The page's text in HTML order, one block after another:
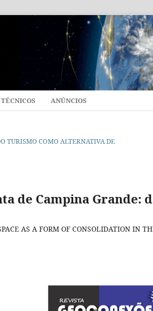
ANÚNCIOS
TURISMO COMO ALTERNATIVA DE
de Campina Grande:
AS A FORM OF CONSOLIDATION IN